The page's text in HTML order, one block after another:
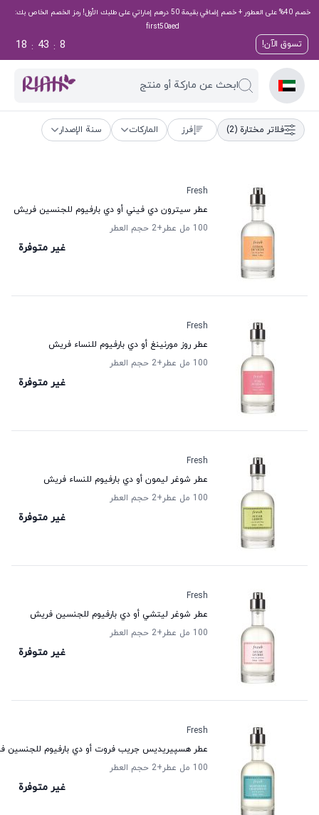
خصم 40% على العطور + خصم إضافي بقيمة 50 درهم إماراتي على طلبك الأول! رمز الخصم الخاص بك:
first50aed
تسوق الآن! 8
:
43
:
18
ابحث عن ماركة أو منتج
فلاتر مختارة (2) فرز الماركات سنة الإصدار
Fresh
عطر سيترون دي فيني أو دي بارفيوم للجنسين فريش
100 مل عطر
+2 حجم العطر
غير متوفرة
Fresh
عطر روز مورنينغ أو دي بارفيوم للنساء فريش
100 مل عطر
+2 حجم العطر
غير متوفرة
Fresh
عطر شوغر ليمون أو دي بارفيوم للنساء فريش
100 مل عطر
+2 حجم العطر
غير متوفرة
Fresh
عطر شوغر ليتشي أو دي بارفيوم للجنسين فريش
100 مل عطر
+2 حجم العطر
غير متوفرة
Fresh
عطر هسپيريديس جريب فروت أو دي بارفيوم للجنسين
100 مل عطر
+2 حجم العطر
غير متوفرة